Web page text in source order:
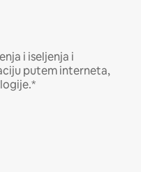
i iseljenja i
putem interneta,